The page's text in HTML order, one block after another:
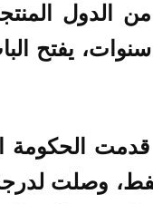
الدول
يفتح
قدمت الحكومة
وصلت